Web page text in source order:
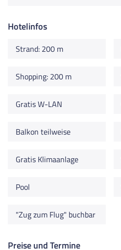
Hotelinfos
Strand: 200 m
Shopping: 200 m
Gratis W-LAN
Balkon teilweise
Gratis Klimaanlage
Pool
"Zug zum Flug" buchbar
Preise und Termine